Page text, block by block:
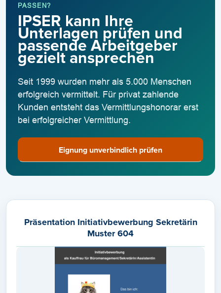
PASSEN?
IPSER kann Ihre
Unterlagen prüfen und
passende Arbeitgeber
gezielt ansprechen
Seit 1999 wurden mehr als 5.000 Menschen
erfolgreich vermittelt. Für privat zahlende
Kunden entsteht das Vermittlungshonorar erst
bei erfolgreicher Vermittlung.
Eignung unverbindlich prüfen
Präsentation Initiativbewerbung Sekretärin
Muster 604